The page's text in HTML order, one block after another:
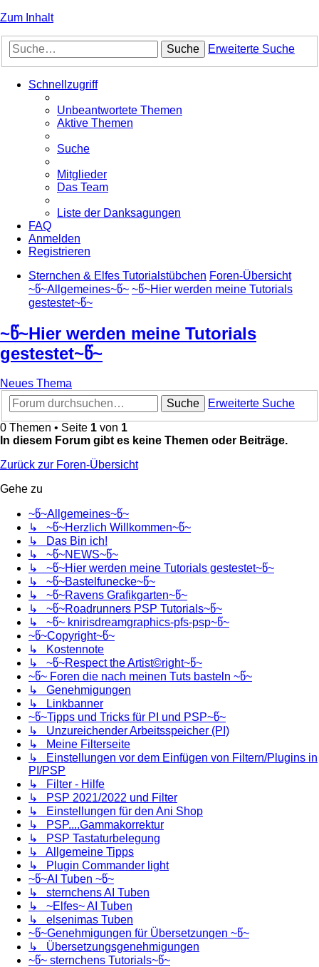
Zum Inhalt
Suche Erweiterte Suche
Schnellzugriff
Unbeantwortete Themen
Aktive Themen
Suche
Mitglieder
Das Team
Liste der Danksagungen
FAQ
Anmelden
Registrieren
Sternchen & Elfes Tutorialstübchen Foren-Übersicht
~წ~Allgemeines~წ~ ~წ~Hier werden meine Tutorials
gestestet~წ~
~წ~Hier werden meine Tutorials
gestestet~წ~
Neues Thema
Suche
Erweiterte Suche
0 Themen • Seite 1 von 1
In diesem Forum gibt es keine Themen oder Beiträge.
Zurück zur Foren-Übersicht
Gehe zu
~წ~Allgemeines~წ~
↳ ~წ~Herzlich Willkommen~წ~
↳ Das Bin ich!
↳ ~წ~NEWS~წ~
↳ ~წ~Hier werden meine Tutorials gestestet~წ~
↳ ~წ~Bastelfunecke~წ~
↳ ~წ~Ravens Grafikgarten~წ~
↳ ~წ~Roadrunners PSP Tutorials~წ~
↳ ~წ~ knirisdreamgraphics-pfs-psp~წ~
~წ~Copyright~წ~
↳ Kostennote
↳ ~წ~Respect the Artist©right~წ~
~წ~ Foren die nach meinen Tuts basteln ~წ~
↳ Genehmigungen
↳ Linkbanner
~წ~Tipps und Tricks für PI und PSP~წ~
↳ Unzureichender Arbeitsspeicher (PI)
↳ Meine Filterseite
↳ Einstellungen vor dem Einfügen von Filtern/Plugins in
PI/PSP
↳ Filter - Hilfe
↳ PSP 2021/2022 und Filter
↳ Einstellungen für den Ani Shop
↳ PSP....Gammakorrektur
↳ PSP Tastaturbelegung
↳ Allgemeine Tipps
↳ Plugin Commander light
~წ~AI Tuben ~წ~
↳ sternchens AI Tuben
↳ ~Elfes~ AI Tuben
↳ elsenimas Tuben
~წ~Genehmigungen für Übersetzungen ~წ~
↳ Übersetzungsgenehmigungen
~წ~ sternchens Tutorials~წ~